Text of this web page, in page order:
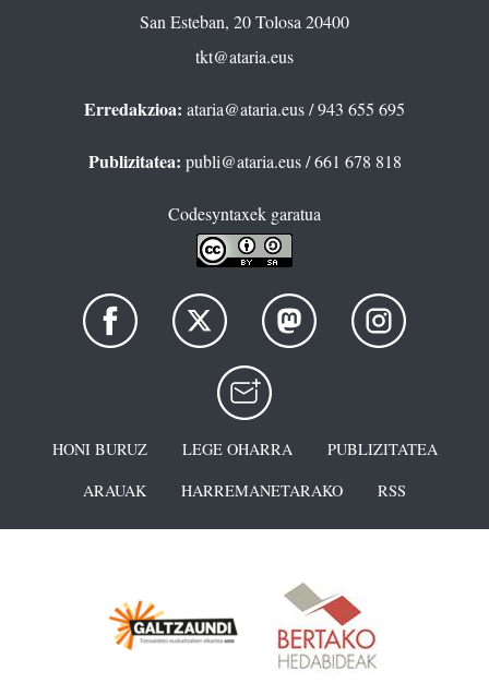
San Esteban, 20 Tolosa 20400
tkt@ataria.eus
Erredakzioa: ataria@ataria.eus/ 943 655 695
Publizitatea: publi@ataria.eus/ 661 678 818
Codesyntaxek garatua
HONI BURUZ LEGE OHARRA
PUBLIZITATEA
ARAUAK
HARREMANETARAKO RSS